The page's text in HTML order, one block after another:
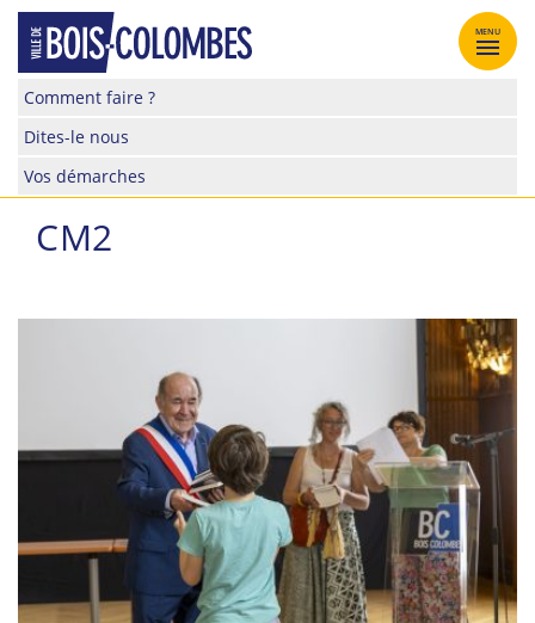
Skip
content
Site
de
la
Bois-
Comment faire ?
Dites-le nous
Vos démarches
MENU
CM2